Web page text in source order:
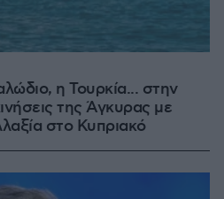
η Τουρκία... στην
της Άγκυρας με
στο Κυπριακό